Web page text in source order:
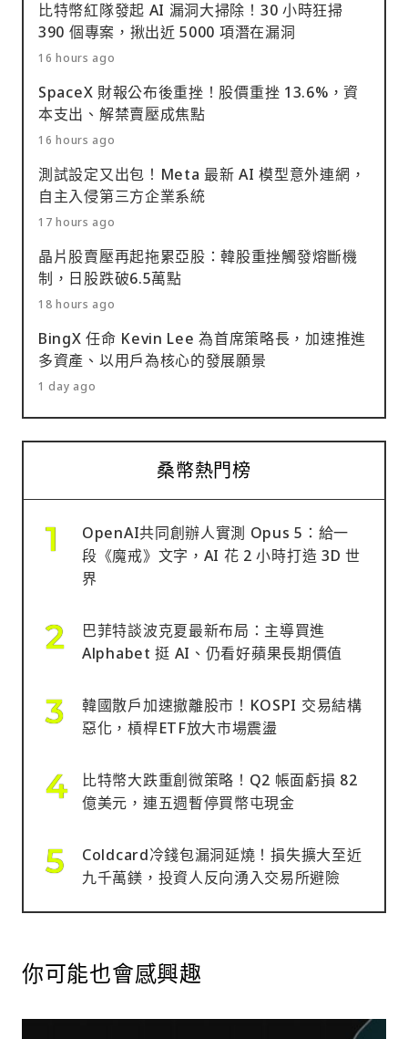
比特幣紅隊發起 AI 漏洞大掃除！30 小時狂掃
390 個專案，揪出近 5000 項潛在漏洞
16 hours ago
SpaceX 財報公布後重挫！股價重挫 13.6%，資
本支出、解禁賣壓成焦點
16 hours ago
測試設定又出包！Meta 最新 AI 模型意外連網，
自主入侵第三方企業系統
17 hours ago
晶片股賣壓再起拖累亞股：韓股重挫觸發熔斷機
制，日股跌破6.5萬點
18 hours ago
BingX 任命 Kevin Lee 為首席策略長，加速推進
多資產、以用戶為核心的發展願景
1 day ago
桑幣熱門榜
OpenAI共同創辦人實測 Opus 5：給一
段《魔戒》文字，AI 花 2 小時打造 3D 世
界
巴菲特談波克夏最新布局：主導買進
Alphabet 挺 AI、仍看好蘋果長期價值
韓國散戶加速撤離股市！KOSPI 交易結構
惡化，槓桿ETF放大市場震盪
比特幣大跌重創微策略！Q2 帳面虧損 82
億美元，連五週暫停買幣屯現金
Coldcard冷錢包漏洞延燒！損失擴大至近
九千萬鎂，投資人反向湧入交易所避險
你可能也會感興趣